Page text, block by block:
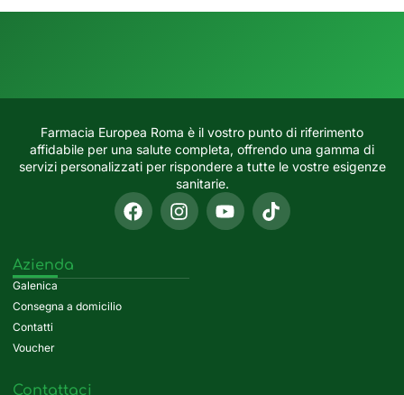
Farmacia Europea Roma è il vostro punto di riferimento
affidabile per una salute completa, offrendo una gamma di
servizi personalizzati per rispondere a tutte le vostre esigenze
sanitarie.
Azienda
Galenica
Consegna a domicilio
Contatti
Voucher
Contattaci